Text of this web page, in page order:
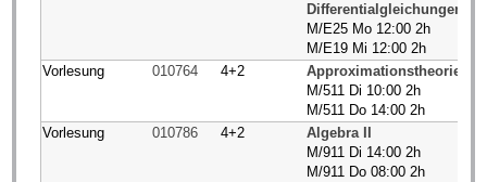
Differentialgleichungen
M/E25 Mo 12:00 2h
M/E19 Mi 12:00 2h
Vorlesung
010764 4+2
Approximationstheorie
M/511 Di 10:00 2h
M/511 Do 14:00 2h
Vorlesung
010786 4+2
Algebra II
M/911 Di 14:00 2h
M/911 Do 08:00 2h